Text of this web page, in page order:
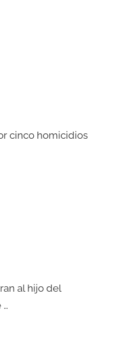
cinco homicidios
al hijo del
…